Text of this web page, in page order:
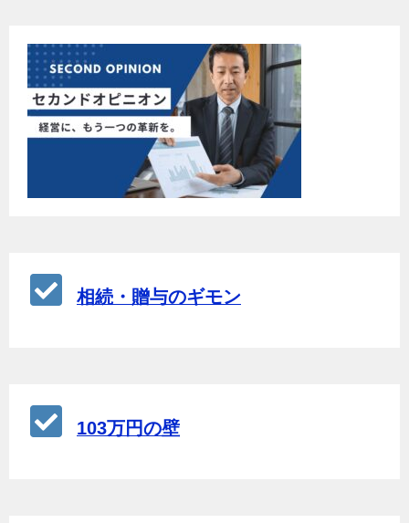
相続・贈与のギモン
103万円の壁